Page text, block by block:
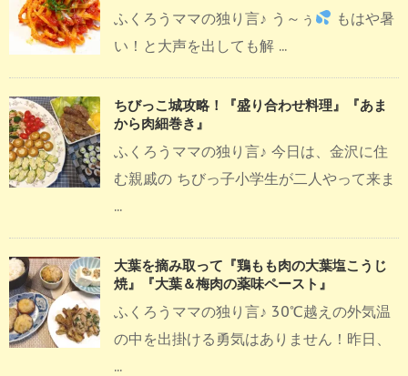
ふくろうママの独り言♪ う～ぅ
もはや暑
い！と大声を出しても解 ...
ちびっこ城攻略！『盛り合わせ料理』『あま
から肉細巻き』
ふくろうママの独り言♪ 今日は、金沢に住
む親戚の ちびっ子小学生が二人やって来ま
...
大葉を摘み取って『鶏もも肉の大葉塩こうじ
焼』『大葉＆梅肉の薬味ペースト』
ふくろうママの独り言♪ 30℃越えの外気温
の中を出掛ける勇気はありません！昨日、
...